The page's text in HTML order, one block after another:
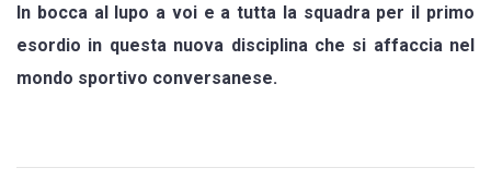
In bocca al lupo a voi e a tutta la squadra per il primo
esordio in questa nuova disciplina che si affaccia nel
mondo sportivo conversanese.